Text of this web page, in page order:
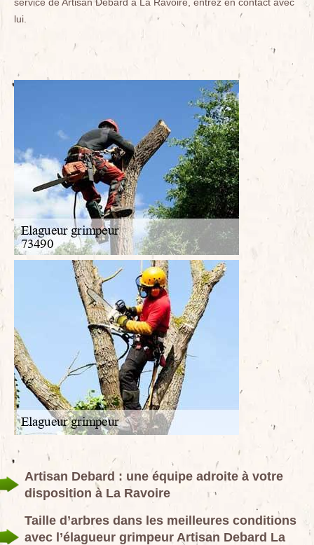
lui.
Artisan Debard : une équipe adroite à votre
disposition à La Ravoire
Taille d’arbres dans les meilleures conditions
avec l’élagueur grimpeur Artisan Debard La